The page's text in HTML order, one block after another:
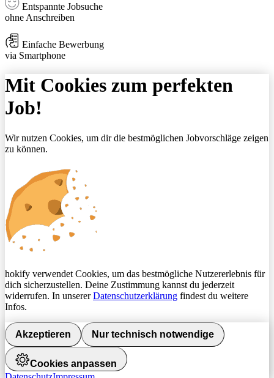
Entspannte Jobsuche
ohne Anschreiben
Einfache Bewerbung
via Smartphone
Mit Cookies zum perfekten
Job!
Wir nutzen Cookies, um dir die bestmöglichen Jobvorschläge zeigen
zu können.
hokify verwendet Cookies, um das bestmögliche Nutzererlebnis für
dich sicherzustellen. Deine Zustimmung kannst du jederzeit
widerrufen. In unsererDatenschutzerklärung findest du weitere
Infos.
Akzeptieren Nur technisch notwendige
Cookies anpassen